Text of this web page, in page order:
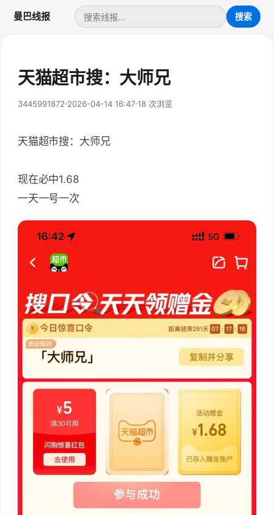
曼巴线报
天猫超市搜：大师兄
3445991872 2026-04-14 16:47 18 次浏览
天猫超市搜：大师兄
现在必中1.68
一天一号一次